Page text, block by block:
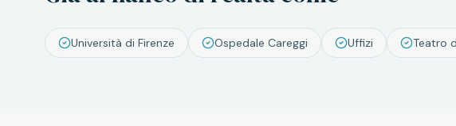
Università di Firenze Ospedale Careggi Uffizi Teatro